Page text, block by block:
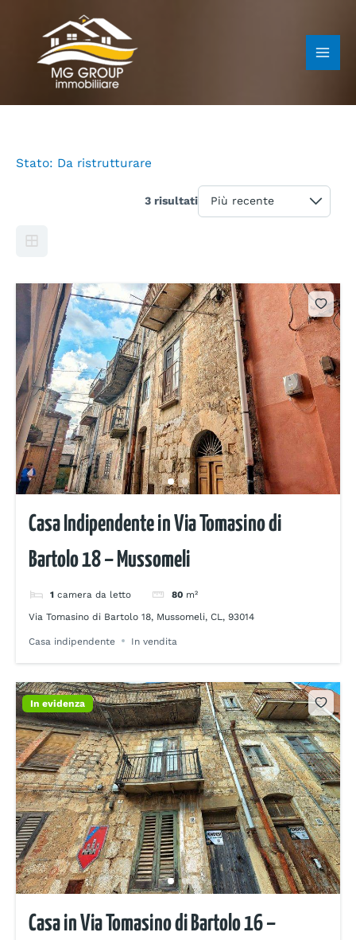
contenuto
Stato: Da ristrutturare
3 risultati
Casa Indipendente in Via Tomasino di
Bartolo 18 – Mussomeli
1 camera da letto 80 m²
Via Tomasino di Bartolo 18, Mussomeli, CL, 93014
Casa indipendente In vendita
In evidenza
Casa in Via Tomasino di Bartolo 16 –